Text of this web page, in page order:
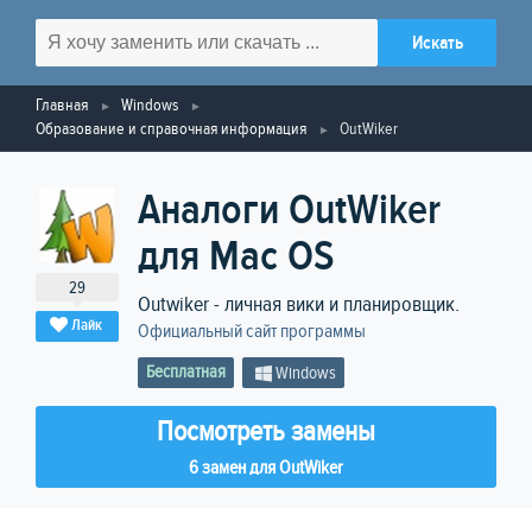
Главная
Windows
Образование и справочная информация
OutWiker
29
Лайк
Аналоги OutWiker
для Mac OS
Outwiker - личная вики и планировщик.
Официальный сайт программы
Бесплатная Windows
Посмотреть замены
6 замен для OutWiker